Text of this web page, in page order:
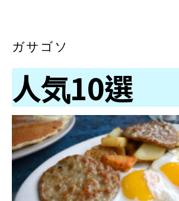
ガサゴソ
人気10選